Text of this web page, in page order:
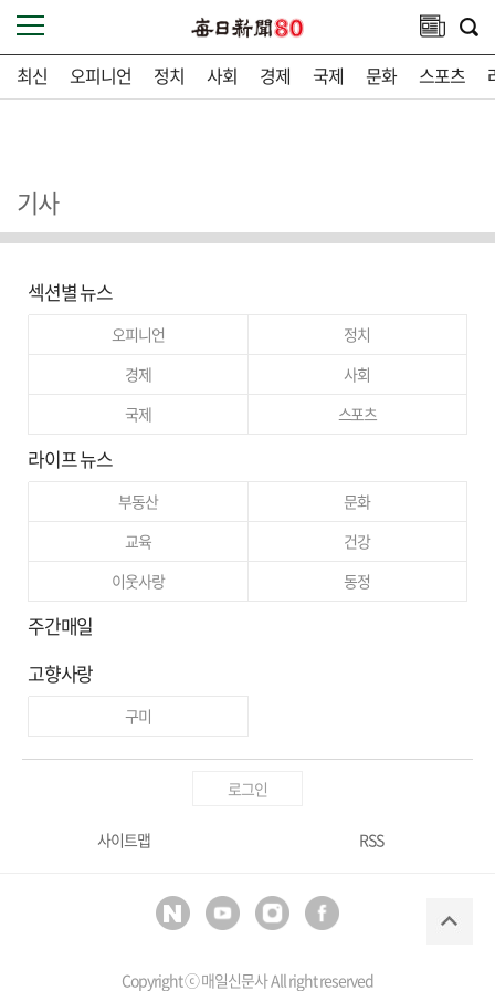
최신 오피니언 정치 사회 경제 국제 문화 스포츠
기사
섹션별 뉴스
오피니언
정치
경제
사회
국제
스포츠
라이프 뉴스
부동산
문화
교육
건강
이웃사랑
동정
주간매일
고향사랑
구미
로그인
사이트맵 RSS
Copyright ⓒ매일신문사All right reserved